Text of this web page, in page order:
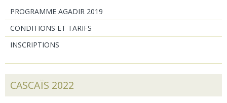
PROGRAMME AGADIR 2019
CONDITIONS ET TARIFS
INSCRIPTIONS
CASCAÏS 2022